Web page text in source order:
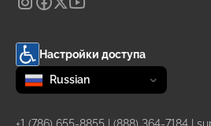
Настройки доступа
Change language
selected
Russian